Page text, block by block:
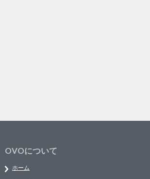
OVOについて
ホーム